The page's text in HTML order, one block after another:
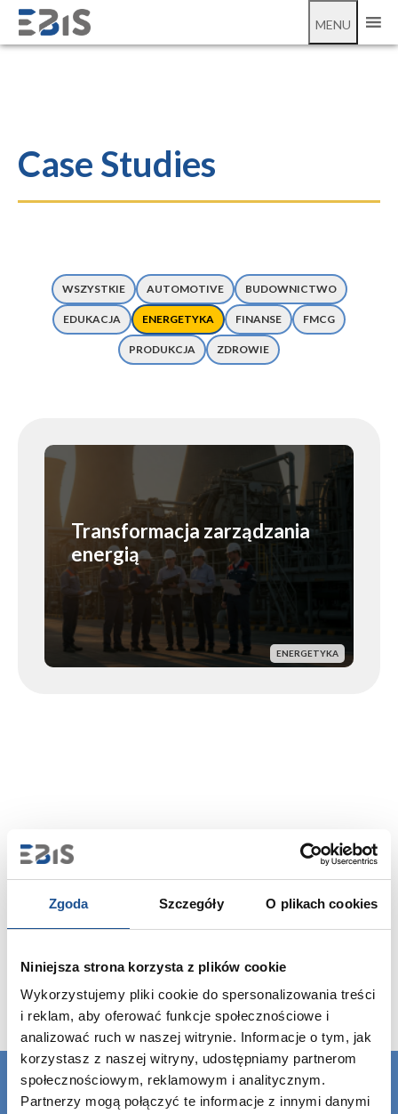
Zgoda Szczegóły O plikach cookies
Niniejsza strona korzysta z plików cookie
Wykorzystujemy pliki cookie do spersonalizowania treści
i reklam, aby oferować funkcje społecznościowe i
analizować ruch w naszej witrynie. Informacje o tym, jak
korzystasz z naszej witryny, udostępniamy partnerom
społecznościowym, reklamowym i analitycznym.
Partnerzy mogą połączyć te informacje z innymi danymi
MENU
Case Studies
WSZYSTKIE AUTOMOTIVE BUDOWNICTWO
EDUKACJA ENERGETYKA FINANSE FMCG
PRODUKCJA ZDROWIE
Transformacja zarządzania
energią
ENERGETYKA